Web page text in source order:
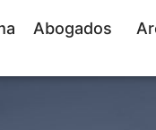
Abogados